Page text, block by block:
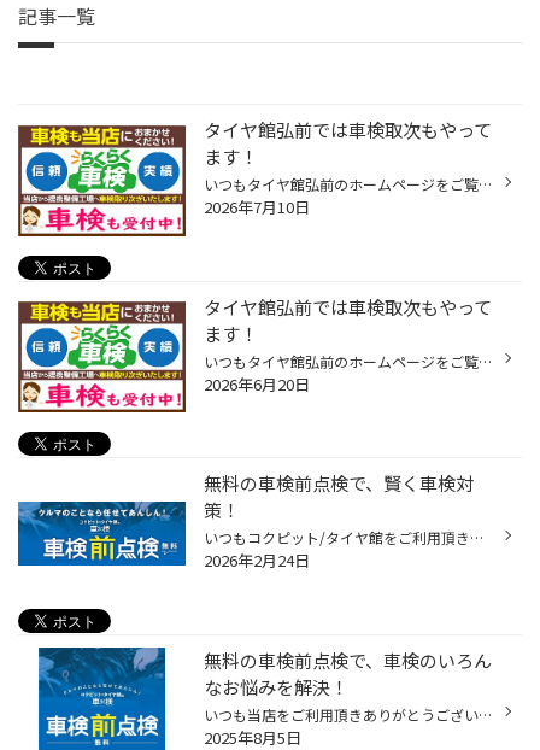
記事一覧
タイヤ館弘前では車検取次もやって
ます！
いつもタイヤ館弘前のホームページをご覧頂き誠にありがとうございます！ 車検もタイヤ館弘前へお任せください!! 当店から提携の整備工場まで取り次ぎいたします！！ 代車無料！ ※取り次ぎのため、事前予約となります。 引き渡しに3～4日(修理箇所がある場合はそれ以上）お時間を頂く場合がございま...
2026年7月10日
タイヤ館弘前では車検取次もやって
ます！
いつもタイヤ館弘前のホームページをご覧頂き誠にありがとうございます！ 車検もタイヤ館弘前へお任せください!! 当店から提携の整備工場まで取り次ぎいたします！！ 代車無料！ ※取り次ぎのため、事前予約となります。 引き渡しに3～4日(修理箇所がある場合はそれ以上）お時間を頂く場合がございま...
2026年6月20日
無料の車検前点検で、賢く車検対
策！
いつもコクピット/タイヤ館をご利用頂きありがとうございます。 今回は、コクピット/タイヤ館がオススメする「車検前点検」についてご紹介いたします。 【車検前点検は、出費を集中させない、かしこい車検対策です】 ・車検って何？よく分からなくて不安・・・。 ・できれば車検の出費を抑えたい・...
2026年2月24日
無料の車検前点検で、車検のいろん
なお悩みを解決！
いつも当店をご利用頂きありがとうございます。 今回は、「車検」をよりお得にお受けいただくために、 コクピット/タイヤ館がオススメする「車検前点検」についてご紹介いたします。 【車検前点検は、出費を集中させない、かしこい車検の受け方】 ・車検って何？車検って良く分からない！ ・はじめ...
2025年8月5日